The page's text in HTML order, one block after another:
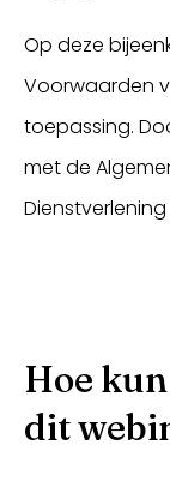
Op deze
Voorwaarden
toepassing.
met de
Hoe
dit